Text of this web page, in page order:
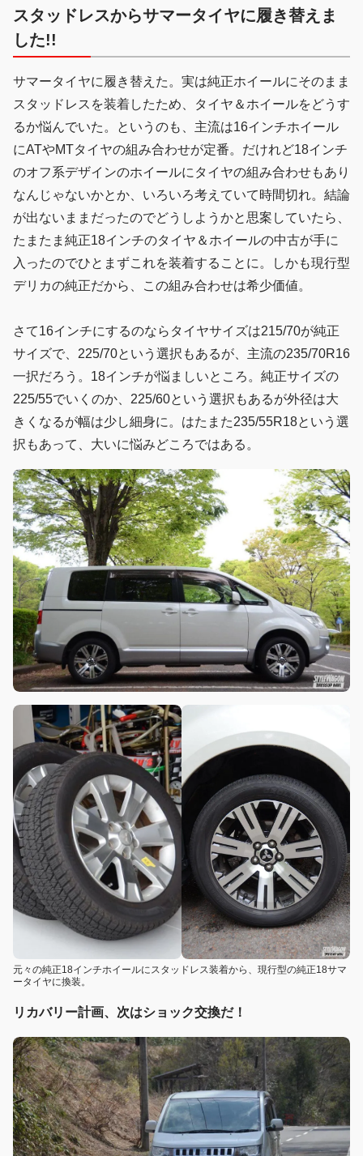
スタッドレスからサマータイヤに履き替えま
した!!
サマータイヤに履き替えた。実は純正ホイールにそのまま
スタッドレスを装着したため、タイヤ＆ホイールをどうす
るか悩んでいた。というのも、主流は16インチホイール
にATやMTタイヤの組み合わせが定番。だけれど18インチ
のオフ系デザインのホイールにタイヤの組み合わせもあり
なんじゃないかとか、いろいろ考えていて時間切れ。結論
が出ないままだったのでどうしようかと思案していたら、
たまたま純正18インチのタイヤ＆ホイールの中古が手に
入ったのでひとまずこれを装着することに。しかも現行型
デリカの純正だから、この組み合わせは希少価値。
さて16インチにするのならタイヤサイズは215/70が純正
サイズで、225/70という選択もあるが、主流の235/70R16
一択だろう。18インチが悩ましいところ。純正サイズの
225/55でいくのか、225/60という選択もあるが外径は大
きくなるが幅は少し細身に。はたまた235/55R18という選
択もあって、大いに悩みどころではある。
元々の純正18インチホイールにスタッドレス装着から、現行型の純正18サマ
ータイヤに換装。
リカバリー計画、次はショック交換だ！